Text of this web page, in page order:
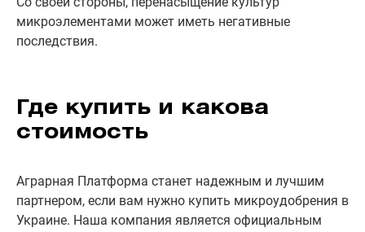
микроэлементами может иметь негативные
последствия.
Где купить и какова
стоимость
Аграрная Платформа станет надежным и лучшим
партнером, если вам нужно купить микроудобрения в
Украине. Наша компания является официальным